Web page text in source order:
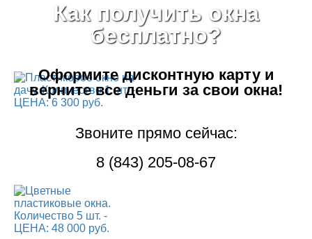
Как получить окна
бесплатно?
Оформите дисконтную картуи
верните все деньги за свои окна!
Звоните прямо сейчас:
8 (843) 205-08-67